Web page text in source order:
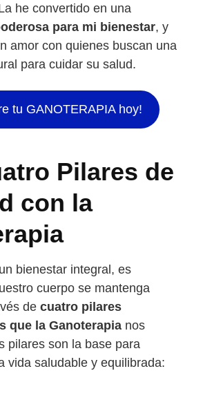
he convertido en una
para mi bienestar, y
amor con quienes buscan una
para cuidar su salud.
tu GANOTERAPIA hoy!
Pilares de
con la
bienestar integral, es
cuerpo se mantenga
de cuatro pilares
que la Ganoterapia nos
pilares son la base para
vida saludable y equilibrada: